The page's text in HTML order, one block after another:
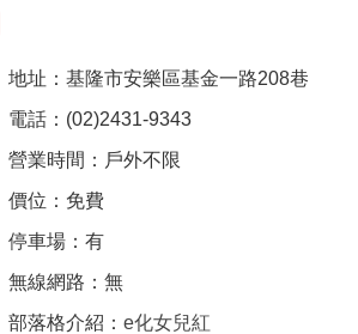
地址：基隆市安樂區基金一路208巷
電話：(02)2431-9343
營業時間：戶外不限
價位：免費
停車場：有
無線網路：無
部落格介紹：e化女兒紅